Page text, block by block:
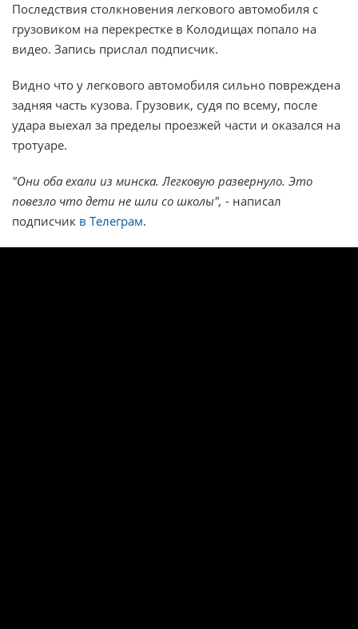
Последствия столкновения легкового автомобиля с
грузовиком на перекрестке в Колодищах попало на
видео. Запись прислал подписчик.
Видно что у легкового автомобиля сильно повреждена
задняя часть кузова. Грузовик, судя по всему, после
удара выехал за пределы проезжей части и оказался на
тротуаре.
"Они оба ехали из минска. Легковую развернуло. Это
повезло что дети не шли со школы", - написал
подписчик в Телеграм.